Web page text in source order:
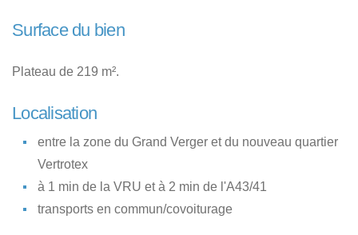
Surface du bien
Plateau de 219 m².
Localisation
entre la zone du Grand Verger et du nouveau quartier
Vertrotex
à 1 min de la VRU et à 2 min de l'A43/41
transports en commun/covoiturage